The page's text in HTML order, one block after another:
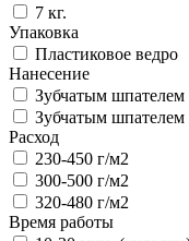
7 кг.
Упаковка
Пластиковое ведро
Нанесение
Зубчатым шпателем
Зубчатым
Расход
230-450 г/м2
300-500 г/м2
320-480 г/м2
Время работы